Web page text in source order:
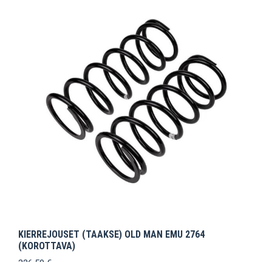
KIERREJOUSET (TAAKSE) OLD MAN EMU 2764
(KOROTTAVA)